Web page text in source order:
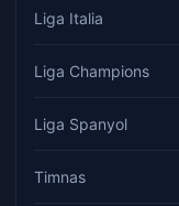
Liga Italia
Liga Champions
Liga Spanyol
Timnas